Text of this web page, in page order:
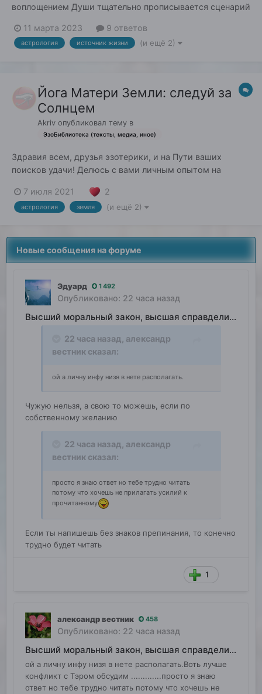
воплощением Души тщательно прописывается сценарий
трагедии, "случайные" события и пр. Все Души,
участвующие в этом сценарии, дают согласие на
11 марта 2023 9 ответов
астрология источник жизни (и ещё 2)
Йога Матери Земли: следуй за
Солнцем
Akriv опубликовал тему в
ЭзоБиблиотека (тексты, медиа, иное)
Здравия всем, друзья эзотерики, и на Пути ваших
поисков удачи! Делюсь с вами личным опытом на
Матери Земли: следуй за Солнцем" (2020-2021). В ней
представлена практика, основанная на идее из
7 июля 2021 2
астрология земля (и ещё 2)
Новые сообщения на форуме
Эдуард 1 492
Опубликовано: 22 часа назад
Высший моральный закон, высшая справделивость
22 часа назад, александр
вестник сказал:
ой а личну инфу низя в нете располагать.
Чужую нельзя, а свою то можешь, если по
собственному желанию
22 часа назад, александр
вестник сказал:
просто я знаю ответ но тебе трудно читать
потому что хочешь не прилагать усилий к
прочитанному
Если ты напишешь без знаков препинания, то конечно
трудно будет читать
1
александр вестник 458
Опубликовано: 22 часа назад
Высший моральный закон, высшая справделивость
ой а личну инфу низя в нете располагать.Воть лучше
конфликт с Тэром обсудим .............просто я знаю
ответ но тебе трудно читать потому что хочешь не